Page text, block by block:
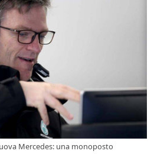
Mercedes: una monoposto